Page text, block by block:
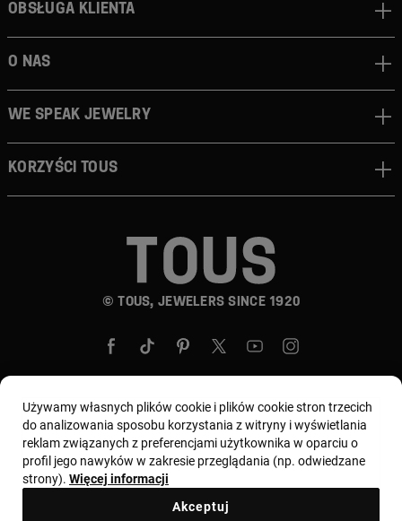
© TOUS, JEWELERS SINCE 1920
Obsługa klienta
O nas
We speak jewelry
Korzyści TOUS
Wybierz kraj i walutę:Polska / Euro
Regulamin Warunki użytkowania i Polityka prywatności
Używamy własnych plików cookie i plików cookie stron trzecich
do analizowania sposobu korzystania z witryny i wyświetlania
reklam związanych z preferencjami użytkownika w oparciu o
profil jego nawyków w zakresie przeglądania (np. odwiedzane
strony). Więcej informacji
Akceptuj